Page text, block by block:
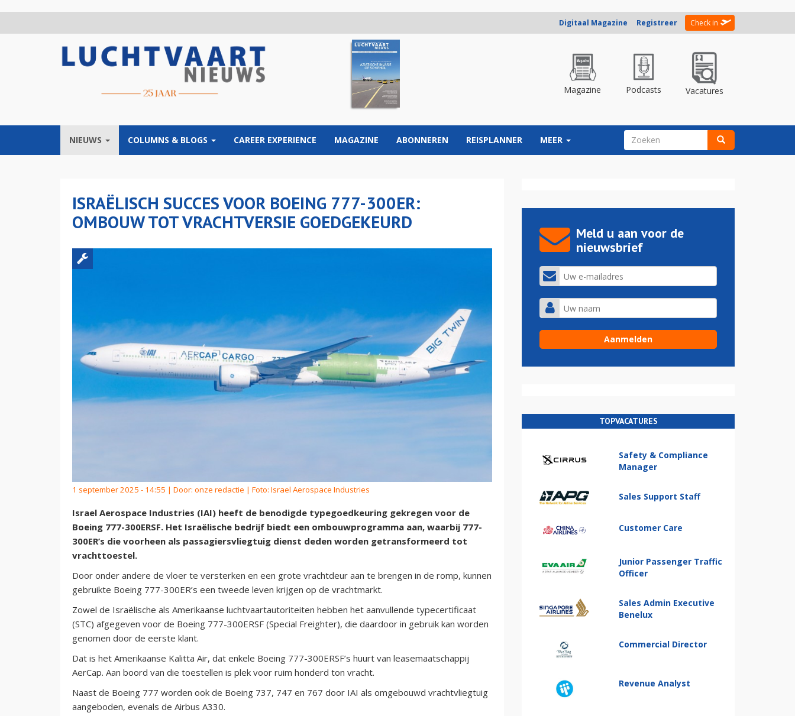
Digitaal Magazine Registreer Check in
Magazine Podcasts Vacatures
NIEUWS COLUMNS & BLOGS CAREER EXPERIENCE MAGAZINE ABONNEREN REISPLANNER MEER ZOEKVELD
ISRAËLISCH SUCCES VOOR BOEING 777-300ER:
OMBOUW TOT VRACHTVERSIE GOEDGEKEURD
1 september 2025 - 14:55 | Door: onze redactie | Foto: Israel Aerospace Industries
Israel Aerospace Industries (IAI) heeft de benodigde typegoedkeuring gekregen voor de
Boeing 777-300ERSF. Het Israëlische bedrijf biedt een ombouwprogramma aan, waarbij 777-
300ER’s die voorheen als passagiersvliegtuig dienst deden worden getransformeerd tot
vrachttoestel.
Door onder andere de vloer te versterken en een grote vrachtdeur aan te brengen in de romp, kunnen
gebruikte Boeing 777-300ER’s een tweede leven krijgen op de vrachtmarkt.
Zowel de Israëlische als Amerikaanse luchtvaartautoriteiten hebben het aanvullende typecertificaat
(STC) afgegeven voor de Boeing 777-300ERSF (Special Freighter), die daardoor in gebruik kan worden
genomen door de eerste klant.
Dat is het Amerikaanse Kalitta Air, dat enkele Boeing 777-300ERSF’s huurt van leasemaatschappij
AerCap. Aan boord van die toestellen is plek voor ruim honderd ton vracht.
Naast de Boeing 777 worden ook de Boeing 737, 747 en 767 door IAI als omgebouwd vrachtvliegtuig
aangeboden, evenals de Airbus A330.
Meld u aan voor de
nieuwsbrief
TOPVACATURES
Safety & Compliance
Manager
Sales Support Staff
Customer Care
Junior Passenger Traffic
Officer
Sales Admin Executive
Benelux
Commercial Director
Revenue Analyst